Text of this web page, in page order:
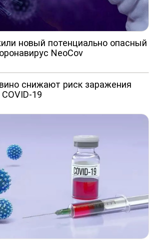
новый потенциально опасный
NeoCov
снижают риск заражения
19